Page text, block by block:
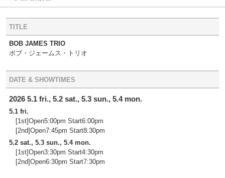
TITLE
BOB JAMES TRIO
ボブ・ジェームス・トリオ
DATE & SHOWTIMES
2026 5.1 fri., 5.2 sat., 5.3 sun., 5.4 mon.
5.1 fri.
[1st]Open5:00pm Start6:00pm
[2nd]Open7:45pm Start8:30pm
5.2 sat., 5.3 sun., 5.4 mon.
[1st]Open3:30pm Start4:30pm
[2nd]Open6:30pm Start7:30pm